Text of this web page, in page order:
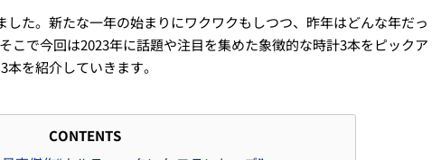
た。新たな一年の始まりにワクワクもしつつ、昨年はどんな年だっ
こで今回は2023年に話題や注目を集めた象徴的な時計3本をピックア
を紹介していきます。
CONTENTS